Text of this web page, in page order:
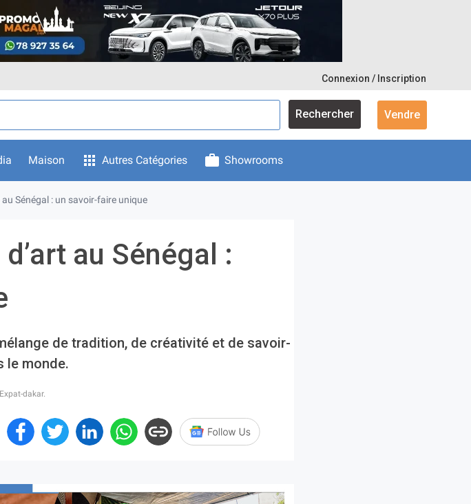
Connexion / Inscription
Rechercher Vendre
Maison Autres Catégories Showrooms
Sénégal : un savoir-faire unique
au Sénégal :
de tradition, de créativité et de savoir-
le monde.
dakar.